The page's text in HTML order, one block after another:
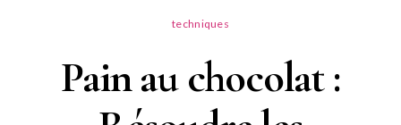
techniques
Pain au chocolat :